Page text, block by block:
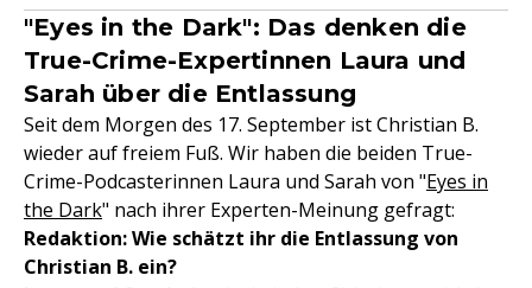
"Eyes in the Dark": Das denken die
True-Crime-Expertinnen Laura und
Sarah über die Entlassung
Seit dem Morgen des 17. September ist Christian B.
wieder auf freiem Fuß. Wir haben die beiden True-
Crime-Podcasterinnen Laura und Sarah von "Eyes in
the Dark" nach ihrer Experten-Meinung gefragt:
Redaktion: Wie schätzt ihr die Entlassung von
Christian B. ein?